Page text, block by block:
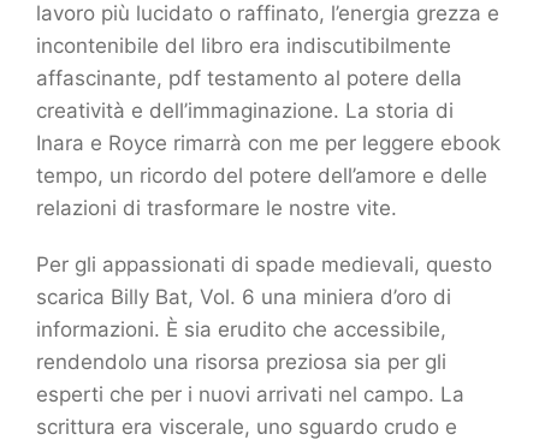
lavoro più lucidato o raffinato, l’energia grezza e
incontenibile del libro era indiscutibilmente
affascinante, pdf testamento al potere della
creatività e dell’immaginazione. La storia di
Inara e Royce rimarrà con me per leggere ebook
tempo, un ricordo del potere dell’amore e delle
relazioni di trasformare le nostre vite.
Per gli appassionati di spade medievali, questo
scarica Billy Bat, Vol. 6 una miniera d’oro di
informazioni. È sia erudito che accessibile,
rendendolo una risorsa preziosa sia per gli
esperti che per i nuovi arrivati nel campo. La
scrittura era viscerale, uno sguardo crudo e